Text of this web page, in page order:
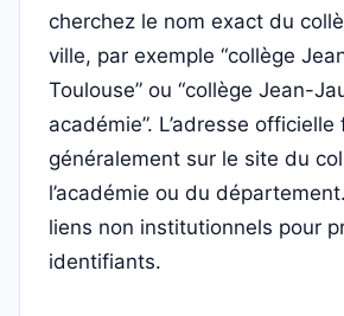
cherchez le nom exact du
ville, par exemple “collège
Toulouse” ou “collège Jean-
académie”. L’adresse officielle
généralement sur le site du
l’académie ou du
liens non institutionnels pour
identifiants.